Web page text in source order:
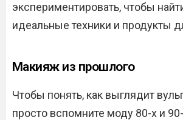
экспериментировать, чтобы
идеальные техники и продукты
Макияж из прошлого
Чтобы понять, как выглядит
просто вспомните моду 80-х и